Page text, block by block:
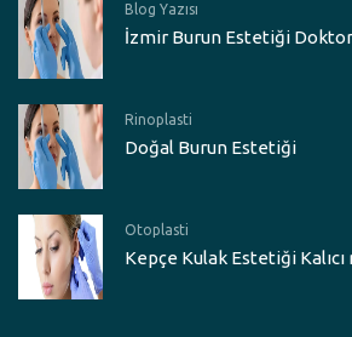
Blog Yazısı
İzmir Burun Estetiği
Rinoplasti
Doğal Burun Estetiği
Otoplasti
Kepçe Kulak Estetiği Kalıcı